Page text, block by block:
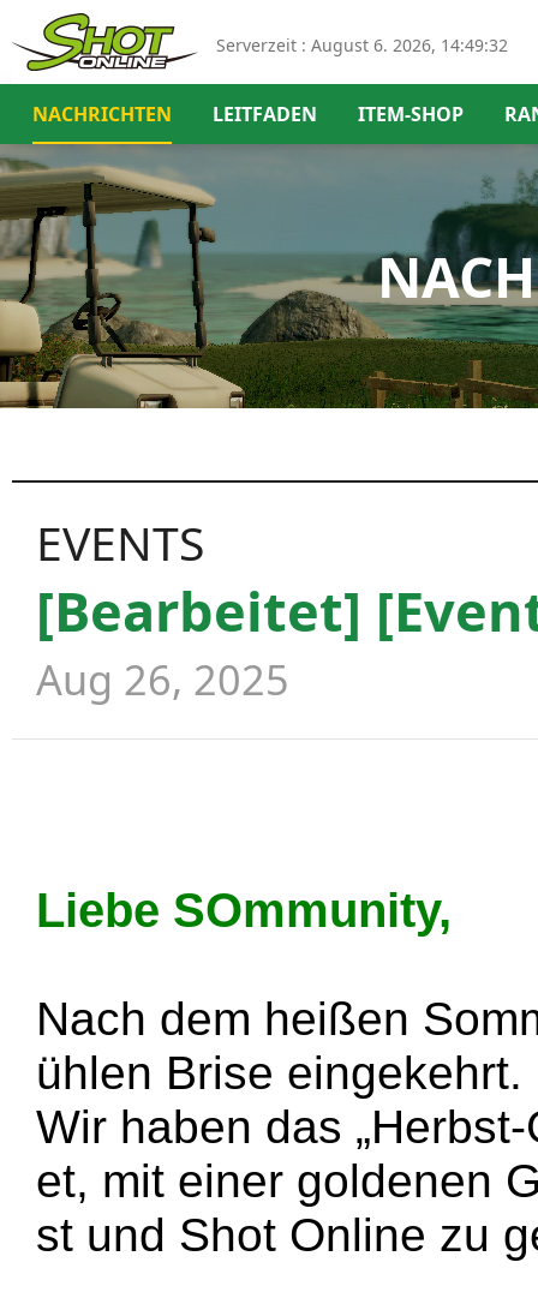
Serverzeit : August 6. 2026, 14:49:33
NACHRICHTEN LEITFADEN ITEM-SHOP
EVENTS
[Bearbeitet]
Aug 26, 2025
Liebe SOmmunity,
Nach dem heißen
ühlen Brise eingekehrt.
Wir haben das
et, mit einer goldenen
st und Shot Online zu